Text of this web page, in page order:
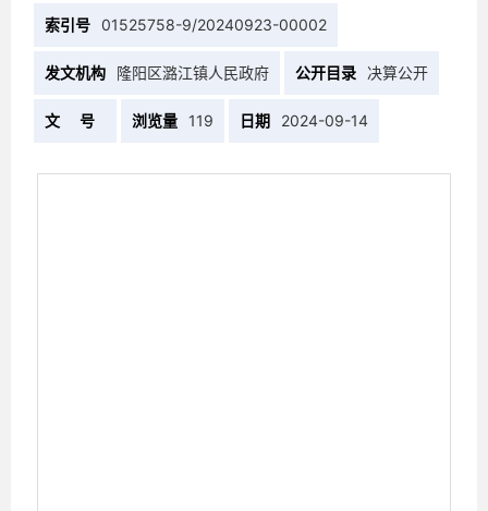
索引号 01525758-9/20240923-00002
发文机构 隆阳区潞江镇人民政府 公开目录 决算公开
文 号 浏览量 119 日期 2024-09-14